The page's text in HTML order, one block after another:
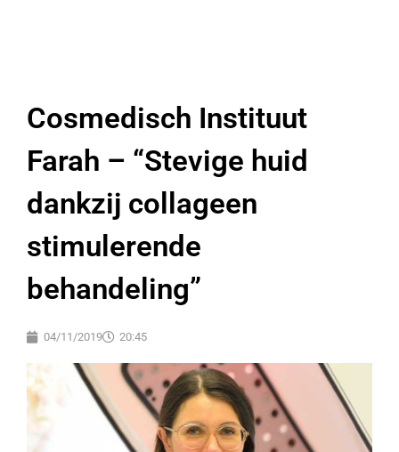
Cosmedisch Instituut
Farah – “Stevige huid
dankzij collageen
stimulerende
behandeling”
04/11/2019 20:45